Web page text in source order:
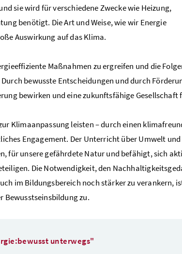
sie wird für verschiedene Zwecke wie Heizung,
benötigt. Die Art und Weise, wie wir Energie
Auswirkung auf das Klima.
Maßnahmen zu ergreifen und die
bewusste Entscheidungen und durch
bewirken und eine zukunftsfähige Gesellschaft
Klimaanpassung leisten – durch einen
Engagement. Der Unterricht über Umwelt
für unsere gefährdete Natur und befähigt, sich
Die Notwendigkeit, den
im Bildungsbereich noch stärker zu verankern,
Bewusstseinsbildung zu.
unterwegs"